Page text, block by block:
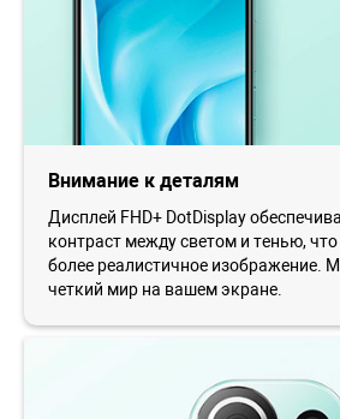
Внимание к деталям
Дисплей FHD+ DotDisplay
контраст между светом и тенью,
более реалистичное изображение.
четкий мир на вашем экране.